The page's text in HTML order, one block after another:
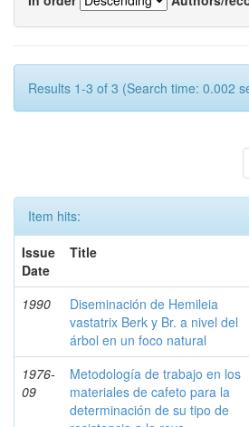
Results 1-3 of 3 (Search time: 0.002
Item hits:
Issue
Date
Title
1990
Diseminación de Hemileia
vastatrix Berk y Br. a nivel del
árbol en un foco natural
1976-
09
Metodología de trabajo en los
materiales de cafeto para la
determinación de su tipo de